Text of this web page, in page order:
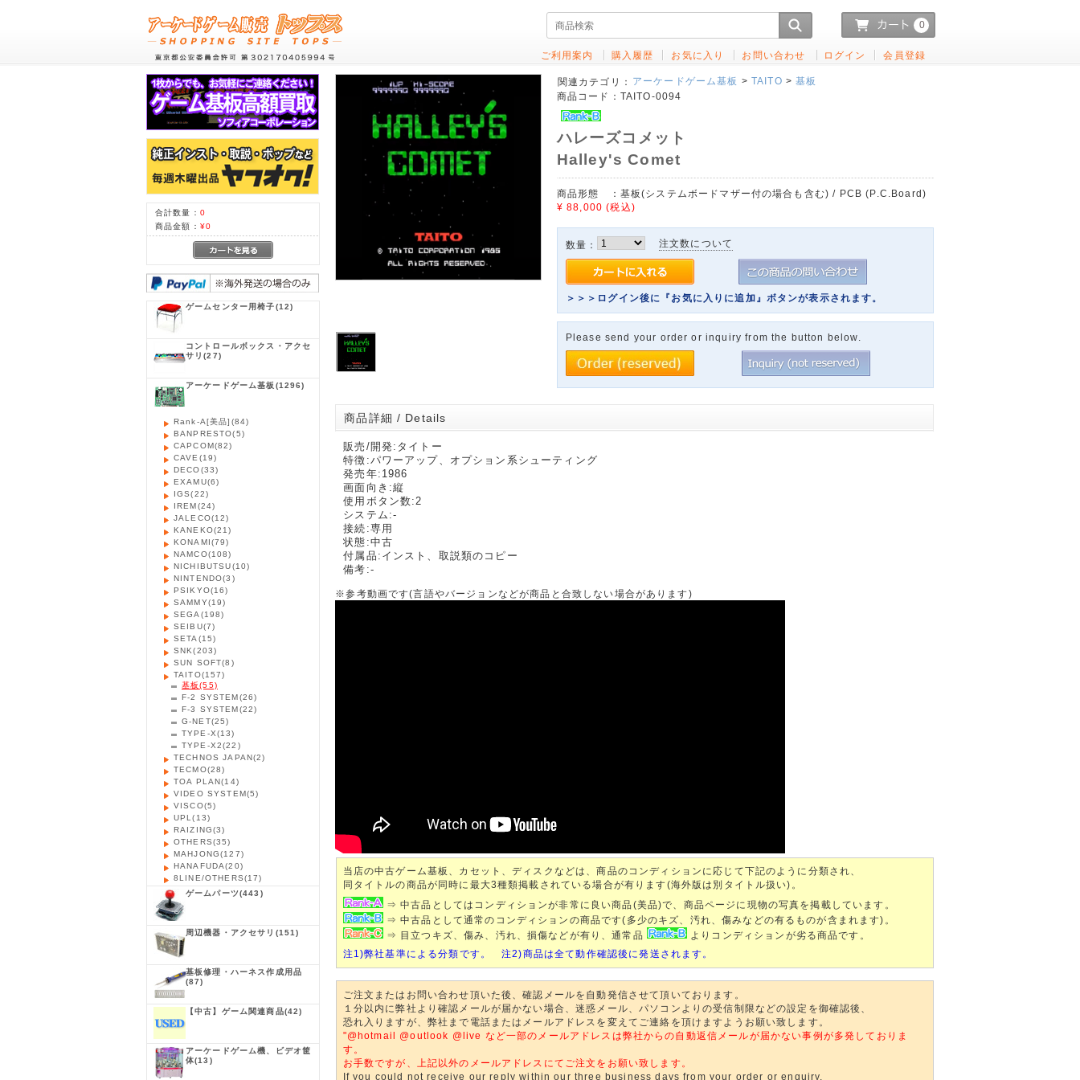
0
ご利用案内 購入履歴 お気に入り お問い合わせ ログイン 会員登録
合計数量： 0
商品金額： ¥0
ゲームセンター用椅子(12)
コントロールボックス・アクセ
サリ(27)
アーケードゲーム基板 (1296)
Rank-A[美品] (84)
BANPRESTO(5)
CAPCOM(82)
CAVE (19)
DECO(33)
EXAMU(6)
IGS(22)
IREM(24)
JALECO(12)
KANEKO(21)
KONAMI(79)
NAMCO(108)
NICHIBUTSU(10)
NINTENDO(3)
PSIKYO(16)
SAMMY(19)
SEGA (198)
SEIBU(7)
SETA (15)
SNK(203)
SUN SOFT(8)
TAITO(157)
基板(55)
F-2 SYSTEM(26)
F-3 SYSTEM(22)
G-NET(25)
TYPE-X(13)
TYPE-X2(22)
TECHNOS JAPAN(2)
TECMO(28)
TOA PLAN(14)
VIDEO SYSTEM(5)
VISCO(5)
UPL(13)
RAIZING(3)
OTHERS(35)
MAHJONG(127)
HANAFUDA(20)
8LINE/OTHERS(17)
ゲームパーツ(443)
周辺機器・アクセサリ (151)
基板修理・ハーネス作成用品
(87)
【中古】ゲーム関連商品(42)
アーケードゲーム機、ビデオ筐
体(13)
関連カテゴリ： アーケードゲーム基板 > TAITO >基板
商品コード： TAITO-0094
ハレーズコメット
Halley's Comet
商品形態 ： 基板(システムボードマザー付の場合も含む) / PCB (P.C.Board)
¥ 88,000(税込)
数量： 注文数について
＞＞＞ログイン後に『お気に入りに追加』ボタンが表示されます。
Please send your order or inquiry from the button below.
商品詳細 / Details
販売/開発:タイトー
特徴:パワーアップ、オプション系シューティング
発売年:1986
画面向き:縦
使用ボタン数:2
システム:-
接続:専用
状態:中古
付属品:インスト、取説類のコピー
備考:-
※参考動画です(言語やバージョンなどが商品と合致しない場合があります)
当店の中古ゲーム基板、カセット、ディスクなどは、商品のコンディションに応じて下記のように分類され、
同タイトルの商品が同時に最大3種類掲載されている場合が有ります(海外版は別タイトル扱い)。
⇒ 中古品としてはコンディションが非常に良い商品(美品)で、商品ページに現物の写真を掲載しています。
⇒ 中古品として通常のコンディションの商品です(多少のキズ、汚れ、傷みなどの有るものが含まれます)。
⇒ 目立つキズ、傷み、汚れ、損傷などが有り、通常品
よりコンディションが劣る商品です。
注1)弊社基準による分類です。 注2)商品は全て動作確認後に発送されます。
ご注文またはお問い合わせ頂いた後、確認メールを自動発信させて頂いております。
１分以内に弊社より確認メールが届かない場合、迷惑メール、パソコンよりの受信制限などの設定を御確認後、
恐れ入りますが、弊社まで電話またはメールアドレスを変えてご連絡を頂けますようお願い致します。
"@hotmail @outlook @live など一部のメールアドレスは弊社からの自動返信メールが届かない事例が多発しておりま
す。
お手数ですが、上記以外のメールアドレスにてご注文をお願い致します。
If you could not receive our reply within our three business days from your order or enquiry,